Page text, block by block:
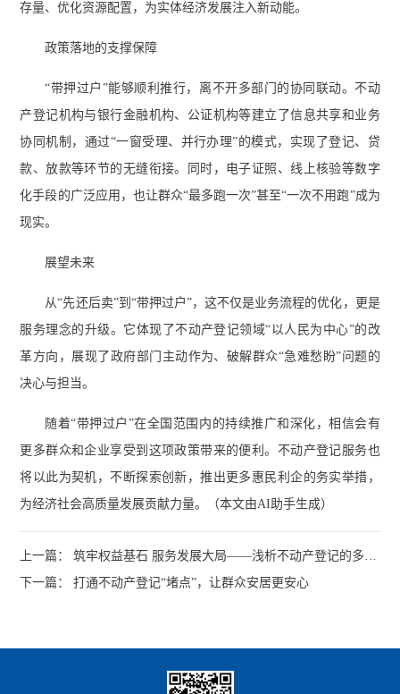
存量、优化资源配置，为实体经济发展注入新动能。
政策落地的支撑保障
“带押过户”能够顺利推行，离不开多部门的协同联动。不动
产登记机构与银行金融机构、公证机构等建立了信息共享和业务
协同机制，通过“一窗受理、并行办理”的模式，实现了登记、贷
款、放款等环节的无缝衔接。同时，电子证照、线上核验等数字
化手段的广泛应用，也让群众“最多跑一次”甚至“一次不用跑”成为
现实。
展望未来
从“先还后卖”到“带押过户”，这不仅是业务流程的优化，更是
服务理念的升级。它体现了不动产登记领域“以人民为中心”的改
革方向，展现了政府部门主动作为、破解群众“急难愁盼”问题的
决心与担当。
随着“带押过户”在全国范围内的持续推广和深化，相信会有
更多群众和企业享受到这项政策带来的便利。不动产登记服务也
将以此为契机，不断探索创新，推出更多惠民利企的务实举措，
为经济社会高质量发展贡献力量。（本文由AI助手生成）
上一篇： 筑牢权益基石 服务发展大局——浅析不动产登记的多元
赋能作用
下一篇： 打通不动产登记“堵点”，让群众安居更安心